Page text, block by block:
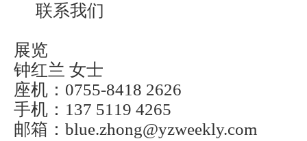
联系我们
展览
钟红兰 女士
座机：0755-8418 2626
手机：137 5119 4265
邮箱：blue.zhong@yzweekly.com